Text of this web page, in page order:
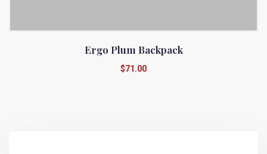
Ergo Plum Backpack
$71.00